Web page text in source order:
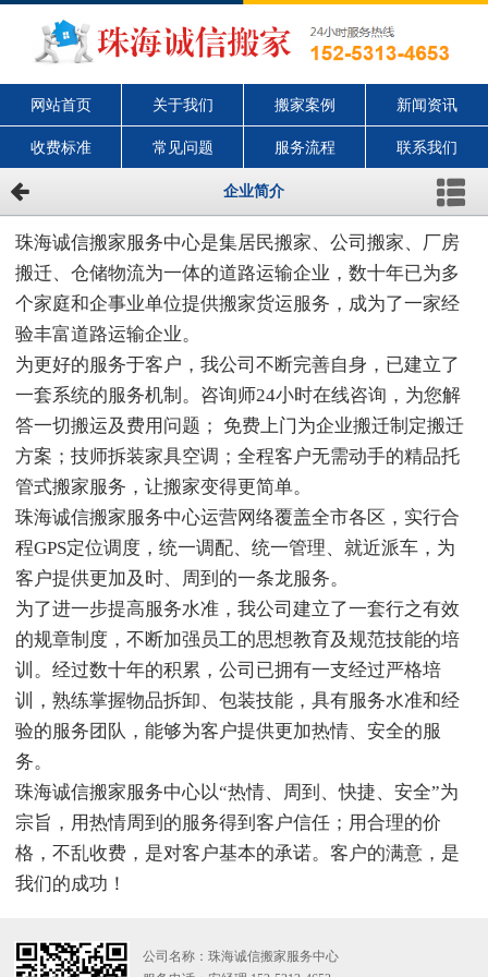
网站首页 关于我们 搬家案例 新闻资讯
收费标准 常见问题 服务流程 联系我们
企业简介
珠海诚信搬家服务中心是集居民搬家、公司搬家、厂房
搬迁、仓储物流为一体的道路运输企业，数十年已为多
个家庭和企事业单位提供搬家货运服务，成为了一家经
验丰富道路运输企业。
为更好的服务于客户，我公司不断完善自身，已建立了
一套系统的服务机制。‍咨询师24小时在线咨询，为您解
答一切搬运及费用问题； 免费上门为企业搬迁制定搬迁
方案；技师拆装家具空调；全程客户无需动手的精品托
管式搬家服务，让搬家变得更简单。
珠海诚信搬家服务中心运营网络覆盖全市各区，实行合
程GPS定位调度，统一调配、统一管理、就近派车，为
客户提供更加及时、周到的一条龙服务。
为了进一步提高服务水准，我公司建立了一套行之有效
的规章制度，不断加强员工的思想教育及规范技能的培
训。经过数十年的积累，公司已拥有一支经过严格培
训，熟练掌握物品拆卸、包装技能，具有服务水准和经
验的服务团队，能够为客户提供更加热情、安全的服
务。
珠海诚信搬家服务中心以“热情、周到、快捷、安全”为
宗旨，用热情周到的服务得到客户信任；用合理的价
格，不乱收费，是对客户基本的承诺。客户的满意，是
我们的成功！
公司名称：珠海诚信搬家服务中心